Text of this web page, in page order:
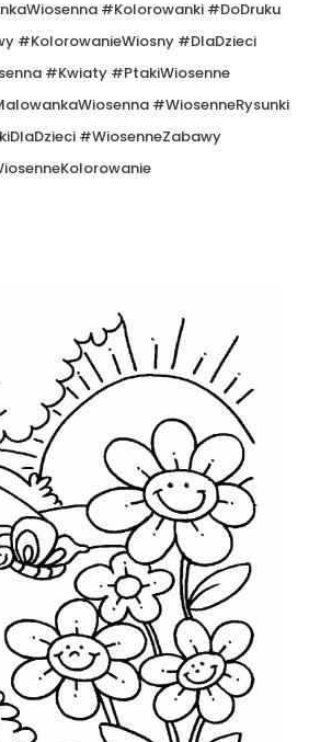
#Kolorowanki #DoDruku
#KolorowanieWiosny #DlaDzieci
#Kwiaty #PtakiWiosenne
#WiosenneRysunki
#WiosenneZabawy